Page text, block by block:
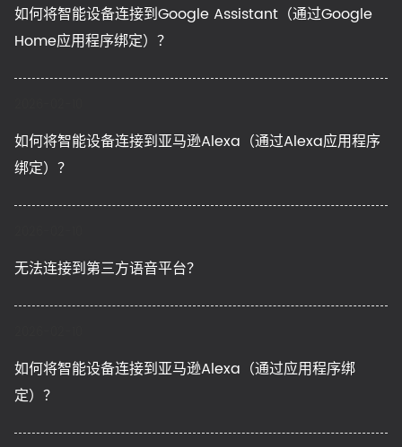
如何将智能设备连接到Google Assistant（通过Google
Home应用程序绑定）？
如何将智能设备连接到亚马逊Alexa（通过Alexa应用程序
绑定）？
无法连接到第三方语音平台？
如何将智能设备连接到亚马逊Alexa（通过应用程序绑
定）？